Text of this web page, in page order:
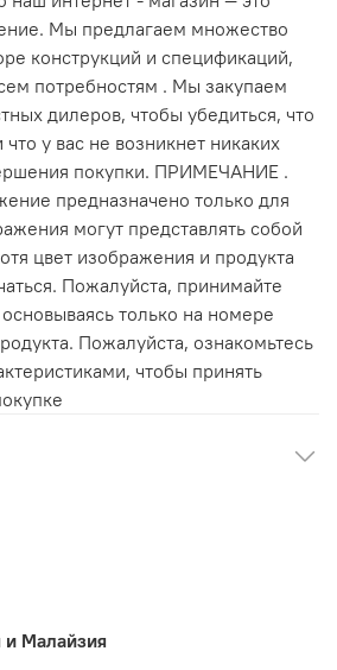
Мы предлагаем множество
конструкций и спецификаций,
потребностям . Мы закупаем
дилеров, чтобы убедиться, что
у вас не возникнет никаких
покупки. ПРИМЕЧАНИЕ .
предназначено только для
могут представлять собой
цвет изображения и продукта
Пожалуйста, принимайте
только на номере
Пожалуйста, ознакомьтесь
чтобы принять
Малайзия